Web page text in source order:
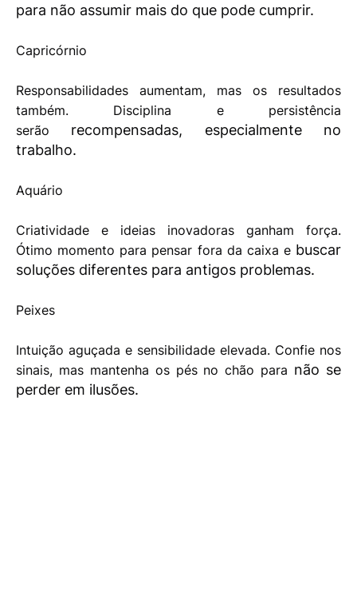
para não assumir mais do que pode cumprir.
Capricórnio
Responsabilidades aumentam, mas os resultados
também. Disciplina e persistência
serão recompensadas, especialmente no
trabalho.
Aquário
Criatividade e ideias inovadoras ganham força.
Ótimo momento para pensar fora da caixa e buscar
soluções diferentes para antigos problemas.
Peixes
Intuição aguçada e sensibilidade elevada. Confie nos
sinais, mas mantenha os pés no chão para não se
perder em ilusões.